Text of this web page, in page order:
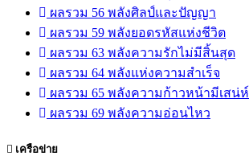
ผลรวม 56 พลังศิลป์และปัญญา
ผลรวม 59 พลังยอดรหัสแห่งชีวิต
ผลรวม 63 พลังความรักไม่มีสิ้นสุด
ผลรวม 64 พลังแห่งความสำเร็จ
ผลรวม 65 พลังความก้าวหน้ามีเสน่ห์
ผลรวม 69 พลังความอ่อนไหว
เครือข่าย